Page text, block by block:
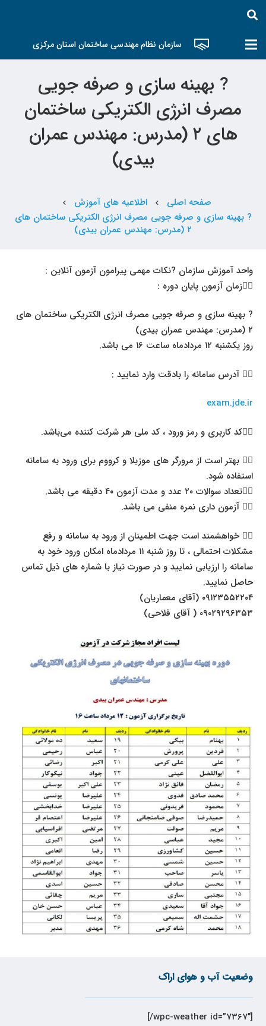
سازمان نظام مهندسی ساختمان استان مرکزی
? بهینه سازی و صرفه جویی
مصرف انرژی الکتریکی ساختمان
های ۲ (مدرس: مهندس عمران
بیدی)
صفحه اصلی chevron_left اطلاعیه های آموزش chevron_left
? بهینه سازی و صرفه جویی مصرف انرژی الکتریکی ساختمان های
۲ (مدرس: مهندس عمران بیدی)
واحد آموزش سازمان ?نکات مهمی پیرامون آزمون آنلاین :
۱⃣زمان آزمون پایان دوره :
? بهینه سازی و صرفه جویی مصرف انرژی الکتریکی ساختمان های
۲ (مدرس: مهندس عمران بیدی)
روز یکشنبه ۱۲ مردادماه ساعت ۱۶ می باشد.
۲⃣ آدرس ساما‌نه را بادقت وارد نمایید :
exam.jde.ir
۳⃣کد کاربری و رمز ورود ، کد ملی هر شرکت کننده می‌باشد.
۴⃣ بهتر است از مرورگر های موزیلا و کرووم برای ورود به سامانه
استفاده شود.
۵⃣تعداد سوالات ۲۰ عدد و مدت آزمون ۴۰ دقیقه می باشد.
۶⃣ آزمون داری نمره منفی می باشد.
۷⃣ خواهشمند است جهت اطمینان از ورود به سامانه و رفع
مشکلات احتمالی ، تا روز شنبه ۱۱ مردادماه امکان ورود خود به
سامانه را ارزیابی نمایید و در صورت نیاز با شماره های ذیل تماس
حاصل نمایید.
۰۹۱۲۳۵۵۲۲۰۴ (آقای معماریان)
۰۹۰۲۹۲۹۶۳۵۳ ( آقای فلاحی)
وضعیت آب و هوای اراک
[wpc-weather id=”7367″/]